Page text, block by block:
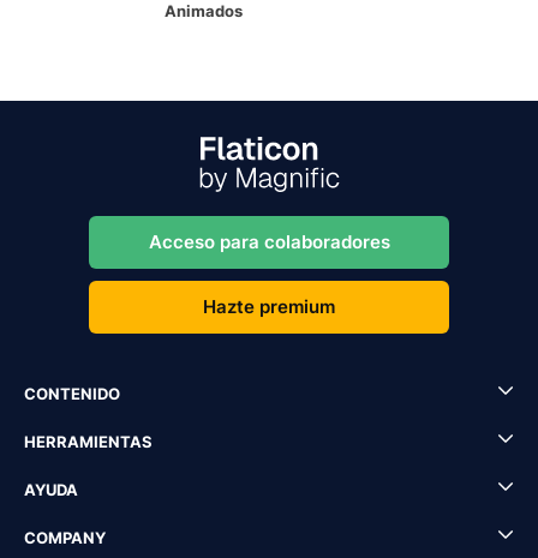
Animados
Acceso para colaboradores
Hazte premium
CONTENIDO
HERRAMIENTAS
AYUDA
COMPANY